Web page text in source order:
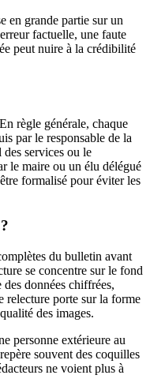
en grande partie sur un
factuelle, une faute
peut nuire à la crédibilité
règle générale, chaque
par le responsable de la
services ou le
le maire ou un élu délégué
formalisé pour éviter les
du bulletin avant
se concentre sur le fond
données chiffrées,
relecture porte sur la forme
des images.
personne extérieure au
souvent des coquilles
ne voient plus à